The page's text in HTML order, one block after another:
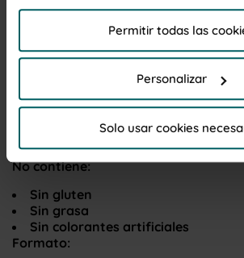
las cookies, y sus datos de
en elAviso Legal
Por favor, haga clic en "Permitir
desea admitir todas las cookies de
que se instalen, para
Permitir todas las
Personalizar
Solo usar cookies
Este lotazode 10 cajitas Happy Day
con forma de corazón 3Dcontiene
irresistibles corazones twist.
a fresa, libre de colorantes
productazo en un detalle único para
especiales.
Fresa
No contiene:
Sin gluten
Sin grasa
Sin colorantes artificiales
Formato: